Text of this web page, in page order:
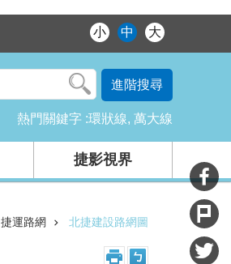
小 中 大
進階搜尋
熱門關鍵字 環狀線 萬大線
捷影視界
捷運路網 北捷建設路網圖